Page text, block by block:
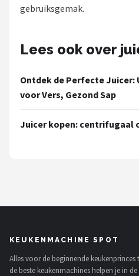
Moulinex
KitchenAid
KitchenBrothers
gebruiksgemak.
Lees ook over
Ontdek de Perfecte
voor Vers, Gezond Sap
Juicer kopen: centrifugaal
KEUKENMACHINE SPOT
Alles voor de beginnende
de beste keukenmachines helpen je in